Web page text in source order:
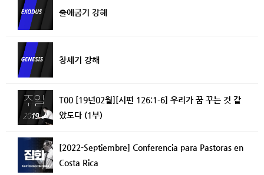
출애굽기 강해
창세기 강해
T00 [19년02월][시편 126:1-6] 우리가 꿈 꾸는 것 같
았도다 (1부)
[2022-Septiembre] Conferencia para Pastoras en
Costa Rica